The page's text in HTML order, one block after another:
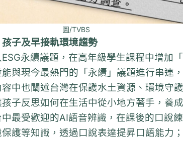
圖/TVBS
子及早接軌環境趨勢
永續議題，在高年級學生課程中增加
與現今最熱門的「永續」議題進行串連
中也闡述台灣在保護水土資源、環境守
子反思如何在生活中從小地方著手，養
最受歡迎的AI語音辨識，在課後的口說
護等知識，透過口說表達提昇口語能力